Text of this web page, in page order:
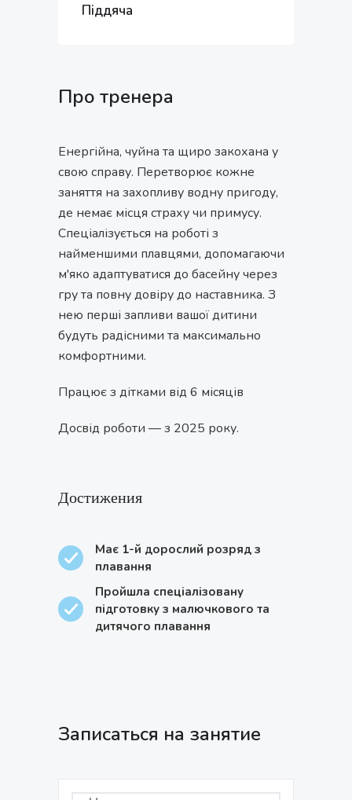
Піддяча
Про тренера
Енергійна, чуйна та щиро закохана у
свою справу. Перетворює кожне
заняття на захопливу водну пригоду,
де немає місця страху чи примусу.
Спеціалізується на роботі з
найменшими плавцями, допомагаючи
м'яко адаптуватися до басейну через
гру та повну довіру до наставника. З
нею перші запливи вашої дитини
будуть радісними та максимально
комфортними.
Працює з дітками від 6 місяців
Досвід роботи — з 2025 року.
Достижения
Має 1-й дорослий розряд з
плавання
Пройшла спеціалізовану
підготовку з малючкового та
дитячого плавання
Записаться на занятие